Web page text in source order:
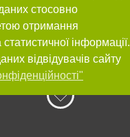
стосовно
отримання
інформації.
відвідувачів сайту